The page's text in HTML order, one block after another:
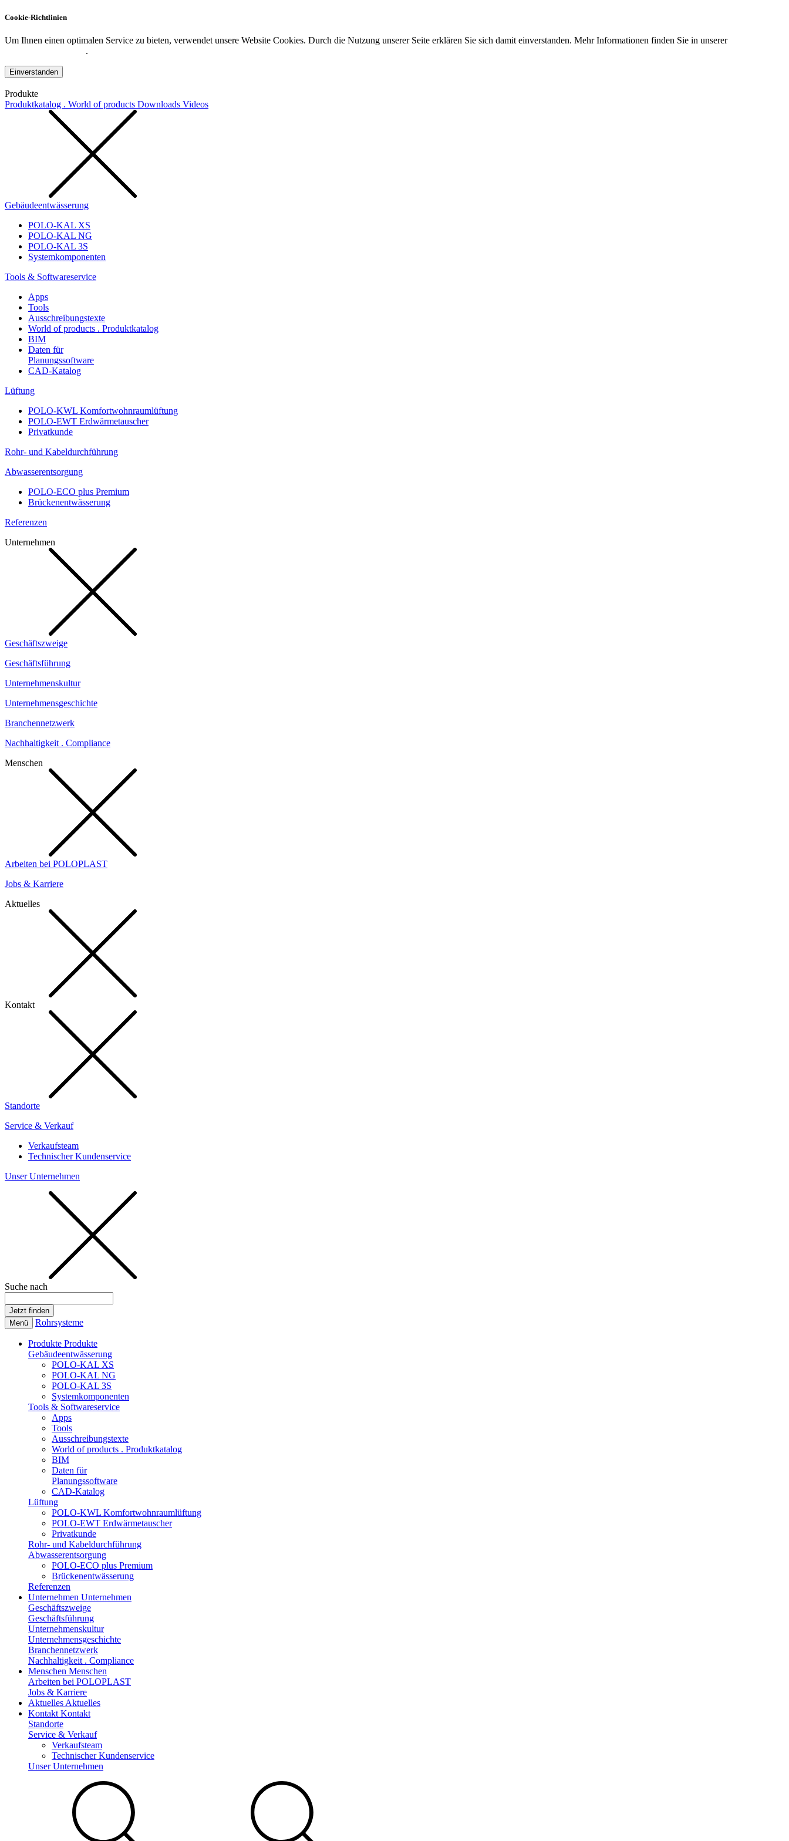
Cookie-Richtlinien
Um Ihnen einen optimalen Service zu bieten, verwendet unsere Website Cookies. Durch die Nutzung unserer Seite erklären Sie sich damit einverstanden. Mehr Informationen finden Sie in unserer
.
Einverstanden
Produkte
Produktkatalog . World of products Downloads Videos
Gebäudeentwässerung
POLO-KAL XS
POLO-KAL NG
POLO-KAL 3S
Systemkomponenten
Tools & Softwareservice
Apps
Tools
Ausschreibungstexte
World of products . Produktkatalog
BIM
Daten für
Planungssoftware
CAD-Katalog
Lüftung
POLO-KWL Komfortwohnraumlüftung
POLO-EWT Erdwärmetauscher
Privatkunde
Rohr- und Kabeldurchführung
Abwasserentsorgung
POLO-ECO plus Premium
Brückenentwässerung
Referenzen
Unternehmen
Geschäftszweige
Geschäftsführung
Unternehmenskultur
Unternehmensgeschichte
Branchennetzwerk
Nachhaltigkeit . Compliance
Menschen
Arbeiten bei POLOPLAST
Jobs & Karriere
Aktuelles
Kontakt
Standorte
Service & Verkauf
Verkaufsteam
Technischer Kundenservice
Unser Unternehmen
Suche nach
Menü Rohrsysteme
Produkte Produkte
Gebäudeentwässerung
POLO-KAL XS
POLO-KAL NG
POLO-KAL 3S
Systemkomponenten
Tools & Softwareservice
Apps
Tools
Ausschreibungstexte
World of products . Produktkatalog
BIM
Daten für
Planungssoftware
CAD-Katalog
Lüftung
POLO-KWL Komfortwohnraumlüftung
POLO-EWT Erdwärmetauscher
Privatkunde
Rohr- und Kabeldurchführung
Abwasserentsorgung
POLO-ECO plus Premium
Brückenentwässerung
Referenzen
Unternehmen Unternehmen
Geschäftszweige
Geschäftsführung
Unternehmenskultur
Unternehmensgeschichte
Branchennetzwerk
Nachhaltigkeit . Compliance
Menschen Menschen
Arbeiten bei POLOPLAST
Jobs & Karriere
Aktuelles Aktuelles
Kontakt Kontakt
Standorte
Service & Verkauf
Verkaufsteam
Technischer Kundenservice
Unser Unternehmen